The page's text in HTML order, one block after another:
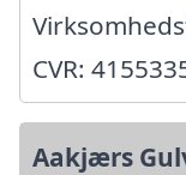
CVR:
Aakjærs